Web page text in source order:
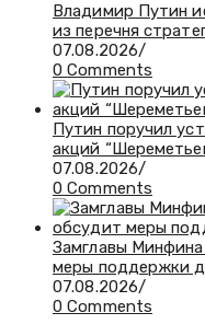
Владимир Путин
из перечня
07.08.2026/
0 Comments
Путин поручил
акций
07.08.2026/
0 Comments
Замглавы Минфина
меры поддержки
07.08.2026/
0 Comments